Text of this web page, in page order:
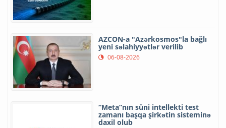
AZCON-a "Azərkosmos"la bağlı
yeni səlahiyyətlər verilib
06-08-2026
“Meta”nın süni intellekti test
zamanı başqa şirkətin sisteminə
daxil olub